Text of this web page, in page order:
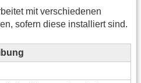
mit verschiedenen
sofern diese installiert sind.